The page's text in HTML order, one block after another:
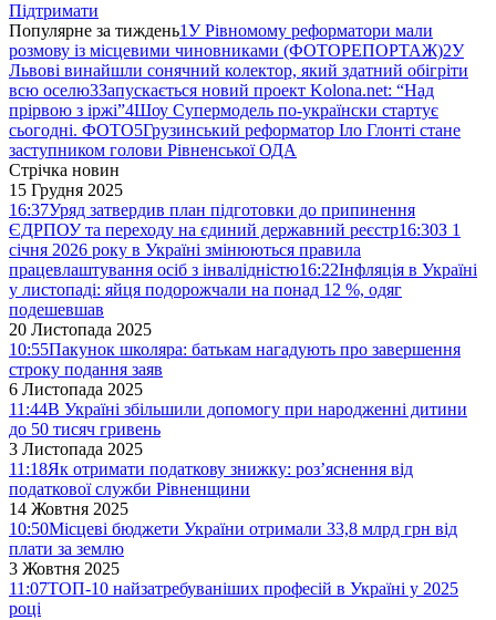
Підтримати
Популярне за тиждень1У Рівномому реформатори мали
розмову із місцевими чиновниками (ФОТОРЕПОРТАЖ)2У
Львові винайшли сонячний колектор, який здатний обігріти
всю оселю3Запускається новий проект Kolona.net: “Над
прірвою з іржі”4Шоу Супермодель по-українски стартує
сьогодні. ФОТО5Грузинський реформатор Іло Глонті стане
заступником голови Рівненської ОДА
Стрічка новин
15 Грудня 2025
16:37Уряд затвердив план підготовки до припинення
ЄДРПОУ та переходу на єдиний державний реєстр16:30З 1
січня 2026 року в Україні змінюються правила
працевлаштування осіб з інвалідністю16:22Інфляція в Україні
у листопаді: яйця подорожчали на понад 12 %, одяг
подешевшав
20 Листопада 2025
10:55Пакунок школяра: батькам нагадують про завершення
строку подання заяв
6 Листопада 2025
11:44В Україні збільшили допомогу при народженні дитини
до 50 тисяч гривень
3 Листопада 2025
11:18Як отримати податкову знижку: роз’яснення від
податкової служби Рівненщини
14 Жовтня 2025
10:50Місцеві бюджети України отримали 33,8 млрд грн від
плати за землю
3 Жовтня 2025
11:07ТОП-10 найзатребуваніших професій в Україні у 2025
році